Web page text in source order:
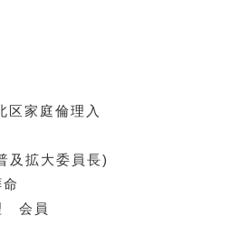
区家庭倫理入
及拡大委員長)
会員